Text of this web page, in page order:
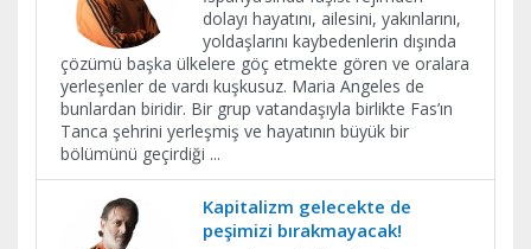
dolayı hayatını, ailesini, yakınlarını,
yoldaşlarını kaybedenlerin dışında
çözümü başka ülkelere göç etmekte gören ve oralara
yerleşenler de vardı kuşkusuz. Maria Angeles de
bunlardan biridir. Bir grup vatandaşıyla birlikte Fas’ın
Tanca şehrini yerleşmiş ve hayatının büyük bir
bölümünü geçirdiği ...
Kapitalizm gelecekte de
peşimizi bırakmayacak!